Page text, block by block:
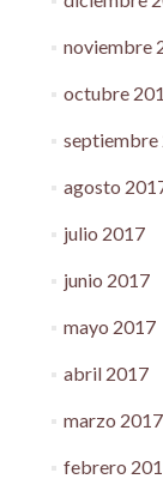
noviembre
octubre
septiembre
agosto
julio 2017
junio 2017
mayo 2017
abril 2017
marzo 2017
febrero